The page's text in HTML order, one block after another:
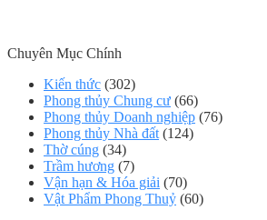
Chuyên Mục Chính
Kiến thức (302)
Phong thủy Chung cư (66)
Phong thủy Doanh nghiệp (76)
Phong thủy Nhà đất (124)
Thờ cúng (34)
Trầm hương (7)
Vận hạn & Hóa giải (70)
Vật Phẩm Phong Thuỷ (60)